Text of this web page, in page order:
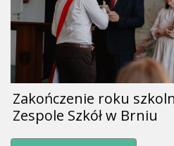
Zakończenie roku
Zespole Szkół w Brniu